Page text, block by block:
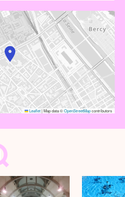
Leaflet|Map data ©OpenStreetMapcontributors